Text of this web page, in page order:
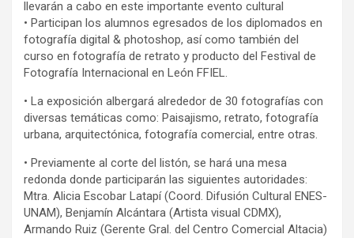
llevarán a cabo en este importante evento cultural
• Participan los alumnos egresados de los diplomados en
fotografía digital & photoshop, así como también del
curso en fotografía de retrato y producto del Festival de
Fotografía Internacional en León FFIEL.
• La exposición albergará alrededor de 30 fotografías con
diversas temáticas como: Paisajismo, retrato, fotografía
urbana, arquitectónica, fotografía comercial, entre otras.
• Previamente al corte del listón, se hará una mesa
redonda donde participarán las siguientes autoridades:
Mtra. Alicia Escobar Latapí (Coord. Difusión Cultural ENES-
UNAM), Benjamín Alcántara (Artista visual CDMX),
Armando Ruiz (Gerente Gral. del Centro Comercial Altacia)